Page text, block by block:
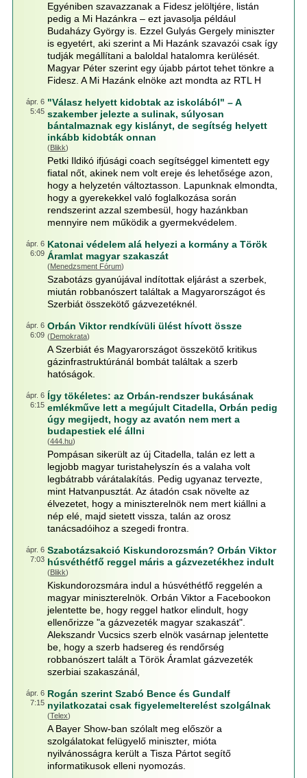
Egyéniben szavazzanak a Fidesz jelöltjére, listán
pedig a Mi Hazánkra – ezt javasolja például
Budaházy György is. Ezzel Gulyás Gergely miniszter
is egyetért, aki szerint a Mi Hazánk szavazói csak így
tudják megállítani a baloldal hatalomra kerülését.
Magyar Péter szerint egy újabb pártot tehet tönkre a
Fidesz. A Mi Hazánk elnöke azt mondta az RTL H
ápr. 6
5:45
"Válasz helyett kidobtak az iskolából" – A
szakember jelezte a sulinak, súlyosan
bántalmaznak egy kislányt, de segítség helyett
inkább kidobták onnan
(Blikk)
Petki Ildikó ifjúsági coach segítséggel kimentett egy
fiatal nőt, akinek nem volt ereje és lehetősége azon,
hogy a helyzetén változtasson. Lapunknak elmondta,
hogy a gyerekekkel való foglalkozása során
rendszerint azzal szembesül, hogy hazánkban
mennyire nem működik a gyermekvédelem.
ápr. 6
6:09
Katonai védelem alá helyezi a kormány a Török
Áramlat magyar szakaszát
(Menedzsment Fórum)
Szabotázs gyanújával indítottak eljárást a szerbek,
miután robbanószert találtak a Magyarországot és
Szerbiát összekötő gázvezetéknél.
ápr. 6
6:09
Orbán Viktor rendkívüli ülést hívott össze
(Demokrata)
A Szerbiát és Magyarországot összekötő kritikus
gázinfrastruktúránál bombát találtak a szerb
hatóságok.
ápr. 6
6:15
Így tökéletes: az Orbán-rendszer bukásának
emlékműve lett a megújult Citadella, Orbán pedig
úgy megijedt, hogy az avatón nem mert a
budapestiek elé állni
(444.hu)
Pompásan sikerült az új Citadella, talán ez lett a
legjobb magyar turistahelyszín és a valaha volt
legbátrabb várátalakítás. Pedig ugyanaz tervezte,
mint Hatvanpusztát. Az átadón csak növelte az
élvezetet, hogy a miniszterelnök nem mert kiállni a
nép elé, majd sietett vissza, talán az orosz
tanácsadóihoz a szegedi frontra.
ápr. 6
7:03
Szabotázsakció Kiskundorozsmán? Orbán Viktor
húsvéthétfő reggel máris a gázvezetékhez indult
(Blikk)
Kiskundorozsmára indul a húsvéthétfő reggelén a
magyar miniszterelnök. Orbán Viktor a Facebookon
jelentette be, hogy reggel hatkor elindult, hogy
ellenőrizze "a gázvezeték magyar szakaszát".
Alekszandr Vucsics szerb elnök vasárnap jelentette
be, hogy a szerb hadsereg és rendőrség
robbanószert talált a Török Áramlat gázvezeték
szerbiai szakaszánál,
ápr. 6
7:15
Rogán szerint Szabó Bence és Gundalf
nyilatkozatai csak figyelemelterelést szolgálnak
(Telex)
A Bayer Show-ban szólalt meg először a
szolgálatokat felügyelő miniszter, mióta
nyilvánosságra került a Tisza Pártot segítő
informatikusok elleni nyomozás.